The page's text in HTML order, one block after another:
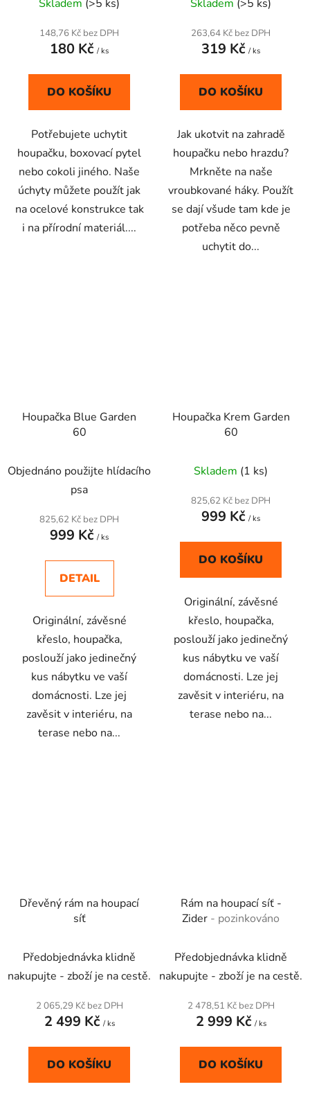
Skladem (>5 ks)
148,76 Kč bez DPH
180 Kč / ks
DO KOŠÍKU
Potřebujete uchytit
houpačku, boxovací pytel
nebo cokoli jiného. Naše
úchyty můžete použít jak
na ocelové konstrukce tak
i na přírodní materiál....
Skladem (>5 ks)
263,64 Kč bez DPH
319 Kč / ks
DO KOŠÍKU
Jak ukotvit na zahradě
houpačku nebo hrazdu?
Mrkněte na naše
vroubkované háky. Použít
se dají všude tam kde je
potřeba něco pevně
uchytit do...
Houpačka Blue Garden
60
Objednáno použijte hlídacího
psa
825,62 Kč bez DPH
999 Kč / ks
DETAIL
Originální, závěsné
křeslo, houpačka,
poslouží jako jedinečný
kus nábytku ve vaší
domácnosti. Lze jej
zavěsit v interiéru, na
terase nebo na...
Houpačka Krem Garden
60
Skladem (1 ks)
825,62 Kč bez DPH
999 Kč / ks
DO KOŠÍKU
Originální, závěsné
křeslo, houpačka,
poslouží jako jedinečný
kus nábytku ve vaší
domácnosti. Lze jej
zavěsit v interiéru, na
terase nebo na...
Dřevěný rám na houpací
síť
hodnocení
produktu
je
5,0
5
Předobjednávka klidně
nakupujte - zboží je na cestě.
2 065,29 Kč bez DPH
2 499 Kč / ks
DO KOŠÍKU
Rám na houpací síť -
Zider - pozinkováno
hodnocení
produktu
je
4,9
5
Předobjednávka klidně
nakupujte - zboží je na cestě.
2 478,51 Kč bez DPH
2 999 Kč / ks
DO KOŠÍKU